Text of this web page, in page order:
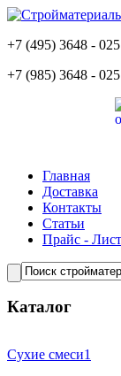
+7 (495) 3648 - 025
+7 (985) 3648 - 025
Главная
Доставка
Контакты
Статьи
Прайс - Лист
Каталог
Сухие смеси1